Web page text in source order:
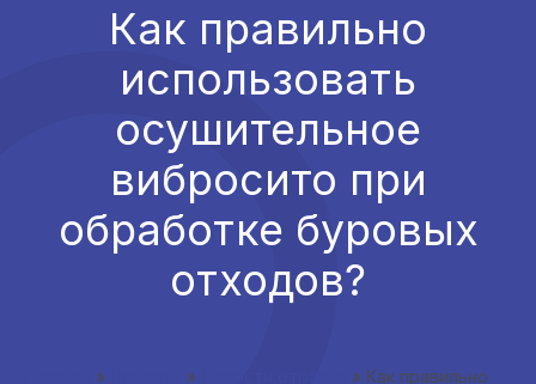
Как правильно
использовать
осушительное
вибросито при
обработке буровых
отходов?
» » » Как правильно